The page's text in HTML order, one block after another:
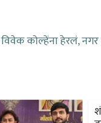
कोल्हेंना हेरलं,